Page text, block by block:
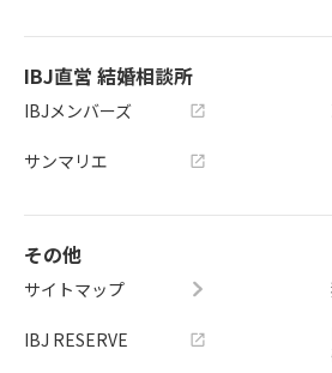
IBJ直営 結婚相談所
IBJメンバーズ
サンマリエ
その他
サイトマップ
IBJ RESERVE